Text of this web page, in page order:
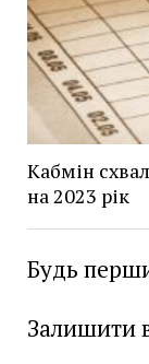
Кабмін
на 2023 рік
Будь
Залишити